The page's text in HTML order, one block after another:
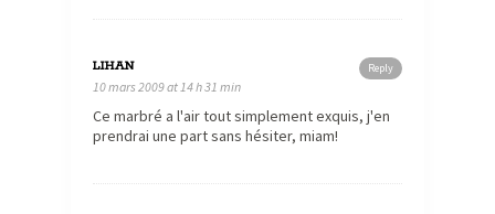
Reply
LIHAN
10 mars 2009 at 14 h 31 min
Ce marbré a l'air tout simplement exquis, j'en
prendrai une part sans hésiter, miam!